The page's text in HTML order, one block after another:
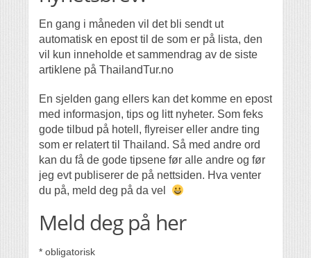
En gang i måneden vil det bli sendt ut
automatisk en epost til de som er på lista, den
vil kun inneholde et sammendrag av de siste
artiklene på ThailandTur.no
En sjelden gang ellers kan det komme en epost
med informasjon, tips og litt nyheter. Som feks
gode tilbud på hotell, flyreiser eller andre ting
som er relatert til Thailand. Så med andre ord
kan du få de gode tipsene før alle andre og før
jeg evt publiserer de på nettsiden. Hva venter
du på, meld deg på da vel
Meld deg på her
* obligatorisk